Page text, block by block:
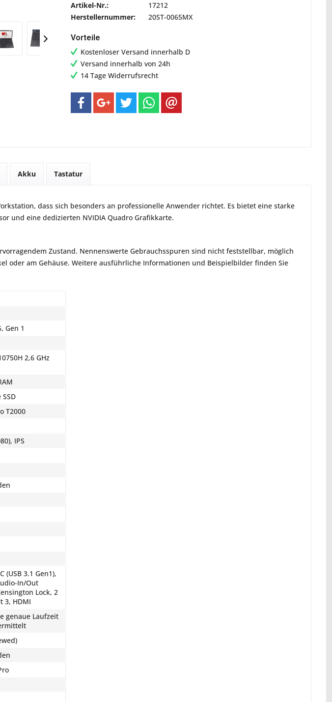
Artikel-Nr.:
17212
Herstellernummer:
20ST-0065MX
Vorteile
Kostenloser Versand innerhalb D
Versand innerhalb von 24h
14 Tage Widerrufsrecht
Akku Tastatur
dass sich besonders an professionelle Anwender richtet. Es bietet eine starke
und eine dedizierten NVIDIA Quadro Grafikkarte.
Zustand. Nennenswerte Gebrauchsspuren sind nicht feststellbar, möglich
oder am Gehäuse. Weitere ausführliche Informationen und Beispielbilder finden Sie
Gen 1
2,6 GHz
T2000
IPS
(USB 3.1 Gen1),
In/Out
Lock, 2
3, HDMI
genaue Laufzeit